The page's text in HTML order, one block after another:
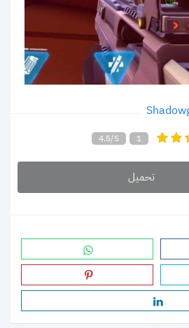
4.5/5 1
تحميل